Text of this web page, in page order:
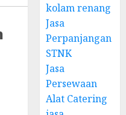
kolam renang
Jasa
Perpanjangan
STNK
Jasa
Persewaan
Alat Catering